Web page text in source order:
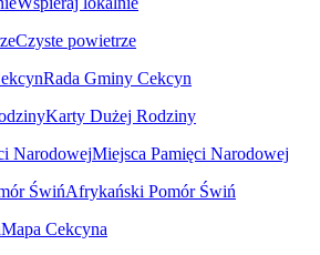
Czyste powietrze
Rada Gminy Cekcyn
Karty Dużej Rodziny
Miejsca Pamięci Narodowej
Afrykański Pomór Świń
Mapa Cekcyna